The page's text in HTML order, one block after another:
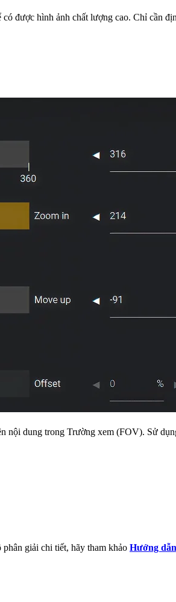
được hình ảnh chất lượng cao. Chỉ cần
nội dung trong Trường xem (FOV). Sử
giải chi tiết, hãy tham khảo Hướng